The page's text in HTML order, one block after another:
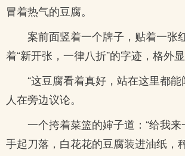
冒着热气的豆腐。
案前面竖着一个牌子，贴着一张
着“新开张，一律八折”的字迹，格外显
“这豆腐看着真好，站在这里都能
人在旁边议论。
一个挎着菜篮的婶子道：“给我来
手起刀落，白花花的豆腐装进油纸，